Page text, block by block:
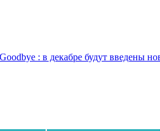
: в декабре будут введены